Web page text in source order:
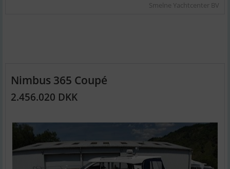
Smelne Yachtcenter BV
Nimbus 365 Coupé
2.456.020 DKK